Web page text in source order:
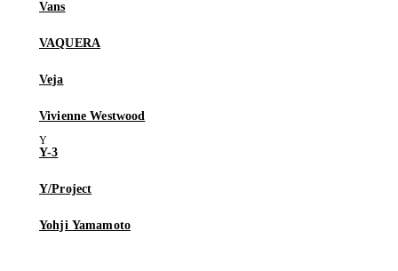
Vans
VAQUERA
Veja
Vivienne Westwood
Y-3
Y/Project
Yohji Yamamoto